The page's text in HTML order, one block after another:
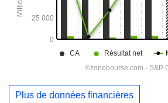
Plus de données financières